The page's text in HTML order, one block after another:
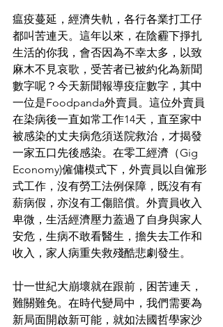
瘟疫蔓延，經濟失軌，各行各業打工仔
都叫苦連天。這年以來，在陰霾下掙扎
生活的你我，會否因為不幸太多，以致
麻木不見哀歌，受苦者已被約化為新聞
數字呢？今天新聞報導疫症數字，其中
一位是Foodpanda外賣員。這位外賣員
在染病後一直如常工作14天，直至家中
被感染的丈夫病危須送院救治，才揭發
一家五口先後感染。在零工經濟（Gig
Economy)僱傭模式下，外賣員以自僱形
式工作，沒有勞工法例保障，既沒有有
薪病假，亦沒有工傷賠償。外賣員收入
卑微，生活經濟壓力蓋過了自身與家人
安危，生病不敢看醫生，擔失去工作和
收入，家人病重失救殘酷悲劇發生。
廿一世紀大崩壞就在跟前，困苦連天，
難關難免。在時代變局中，我們需要為
新局面開啟新可能，就如法國哲學家沙